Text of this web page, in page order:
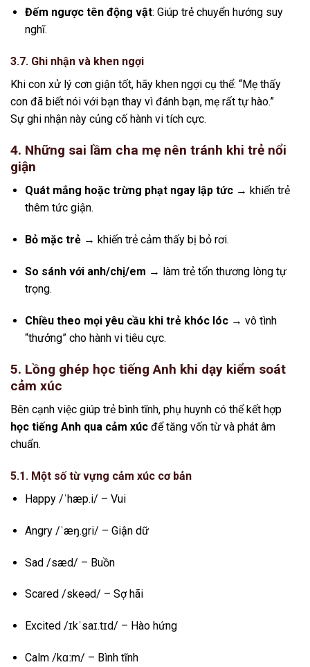
Đếm ngược tên động vật: Giúp trẻ chuyển hướng suy
nghĩ.
3.7. Ghi nhận và khen ngợi
Khi con xử lý cơn giận tốt, hãy khen ngợi cụ thể: “Mẹ thấy
con đã biết nói với bạn thay vì đánh bạn, mẹ rất tự hào.”
Sự ghi nhận này củng cố hành vi tích cực.
4. Những sai lầm cha mẹ nên tránh khi trẻ nổi
giận
Quát mắng hoặc trừng phạt ngay lập tức→ khiến trẻ
thêm tức giận.
Bỏ mặc trẻ→ khiến trẻ cảm thấy bị bỏ rơi.
So sánh với anh/chị/em → làm trẻ tổn thương lòng tự
trọng.
Chiều theo mọi yêu cầu khi trẻ khóc lóc→ vô tình
“thưởng” cho hành vi tiêu cực.
5. Lồng ghép học tiếng Anh khi dạy kiểm soát
cảm xúc
Bên cạnh việc giúp trẻ bình tĩnh, phụ huynh có thể kết hợp
học tiếng Anh qua cảm xúc để tăng vốn từ và phát âm
chuẩn.
5.1. Một số từ vựng cảm xúc cơ bản
Happy /ˈhæp.i/ – Vui
Angry /ˈæŋ.ɡri/ – Giận dữ
Sad /sæd/ – Buồn
Scared /skeəd/ – Sợ hãi
Excited /ɪkˈsaɪ.tɪd/ – Hào hứng
Calm /kɑːm/ – Bình tĩnh